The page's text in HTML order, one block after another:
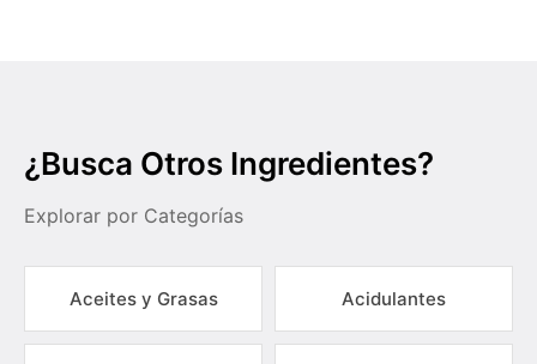
¿Busca Otros Ingredientes?
Explorar por Categorías
Aceites y Grasas Acidulantes